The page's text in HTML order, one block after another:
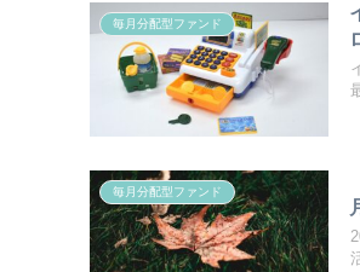
毎月分配型ファンド
毎月分配型ファンド